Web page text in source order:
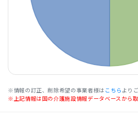
※情報の訂正、削除希望の事業者様は こちら より
※上記情報は国の介護施設情報データベースから